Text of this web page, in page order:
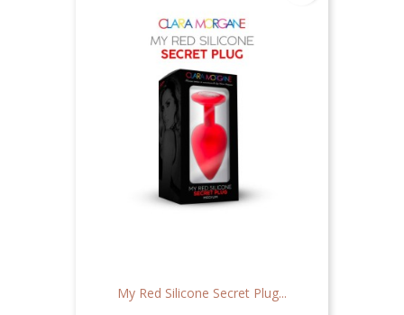
My Red Silicone Secret Plug...